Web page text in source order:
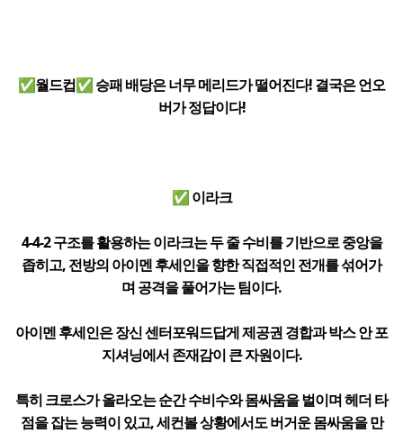
✅월드컵✅ 승패 배당은 너무 메리드가 떨어진다! 결국은 언오
버가 정답이다!
✅ 이라크
4-4-2 구조를 활용하는 이라크는 두 줄 수비를 기반으로 중앙을
좁히고, 전방의 아이멘 후세인을 향한 직접적인 전개를 섞어가
며 공격을 풀어가는 팀이다.
아이멘 후세인은 장신 센터포워드답게 제공권 경합과 박스 안 포
지셔닝에서 존재감이 큰 자원이다.
특히 크로스가 올라오는 순간 수비수와 몸싸움을 벌이며 헤더 타
점을 잡는 능력이 있고, 세컨볼 상황에서도 버거운 몸싸움을 만